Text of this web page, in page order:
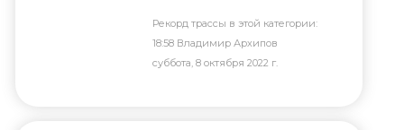
Рекорд трассы в этой категории:
18:58 Владимир Архипов
суббота, 8 октября 2022 г.